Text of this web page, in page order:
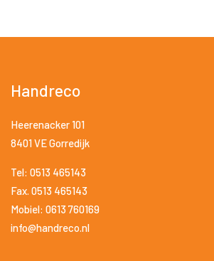
Handreco
Heerenacker 101
8401 VE Gorredijk
Tel: 0513 465143
Fax. 0513 465143
Mobiel: 0613 760169
info@handreco.nl